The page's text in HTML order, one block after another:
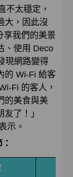
不太穩定，
大，因此沒
享我們的美景
、使用 Deco
現網路變得
的 Wi-Fi 給客
Fi 的客人，
的美食與美
了！」
示。